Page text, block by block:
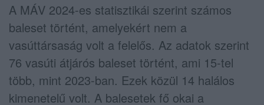
A MÁV 2024-es statisztikái szerint számos
baleset történt, amelyekért nem a
vasúttársaság volt a felelős. Az adatok szerint
76 vasúti átjárós baleset történt, ami 15-tel
több, mint 2023-ban. Ezek közül 14 halálos
kimenetelű volt. A balesetek fő okai a